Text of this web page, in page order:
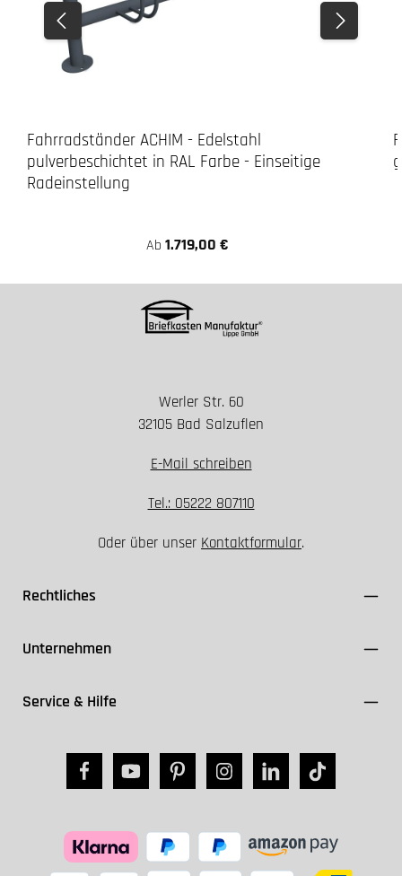
Fahrradständer ACHIM - Edelstahl
pulverbeschichtet in RAL Farbe - Einseitige
Radeinstellung
Ab 1.719,00 €
Werler Str. 60
32105 Bad Salzuflen
E-Mail schreiben
Tel.: 05222 807110
Oder über unser Kontaktformular.
Rechtliches
Unternehmen
Service & Hilfe